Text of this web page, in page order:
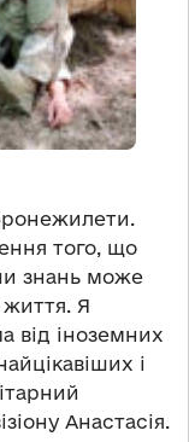
того, що
знань може
Я
від іноземних
і
Анастасія.